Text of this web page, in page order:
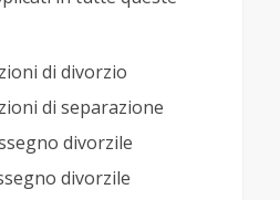
di divorzio
di separazione
divorzile
divorzile